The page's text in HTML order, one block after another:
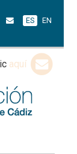
ES EN
aquí